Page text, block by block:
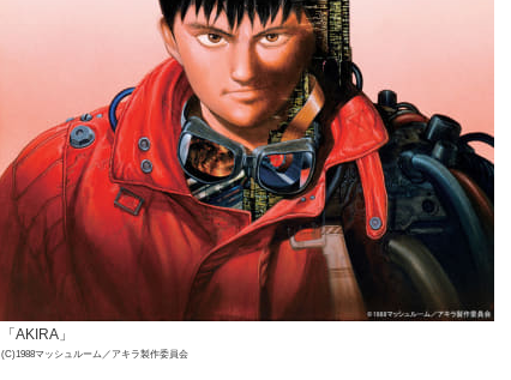
「AKIRA」
(C)1988マッシュルーム／アキラ製作委員会